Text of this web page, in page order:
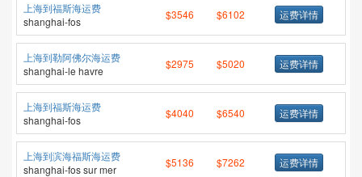
上海到福斯海运费
shanghai-fos
$3546 $6102 运费详情
上海到勒阿佛尔海运费
shanghai-le havre
$2975 $5020 运费详情
上海到福斯海运费
shanghai-fos
$4040 $6540 运费详情
上海到滨海福斯海运费
shanghai-fos sur mer
$5136 $7262 运费详情